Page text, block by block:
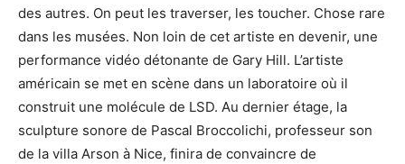
des autres. On peut les traverser, les toucher. Chose rare
dans les musées. Non loin de cet artiste en devenir, une
performance vidéo détonante de Gary Hill. L’artiste
américain se met en scène dans un laboratoire où il
construit une molécule de LSD. Au dernier étage, la
sculpture sonore de Pascal Broccolichi, professeur son
de la villa Arson à Nice, finira de convaincre de